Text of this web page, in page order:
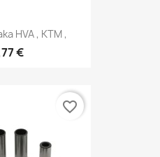
HVA , KTM ,
€
favorite_border